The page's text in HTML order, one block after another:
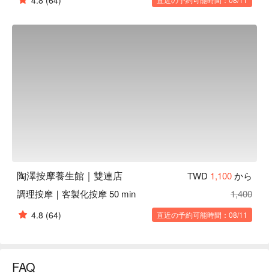
陶澤按摩養生館｜雙連店 TWD 1,100から
調理按摩｜客製化按摩 50 min
1,400
4.8 (64) 直近の予約可能時間：08/11
FAQ